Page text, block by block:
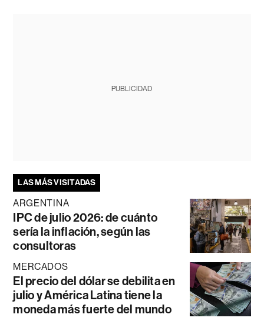
PUBLICIDAD
LAS MÁS VISITADAS
ARGENTINA
IPC de julio 2026: de cuánto
sería la inflación, según las
consultoras
MERCADOS
El precio del dólar se debilita en
julio y América Latina tiene la
moneda más fuerte del mundo